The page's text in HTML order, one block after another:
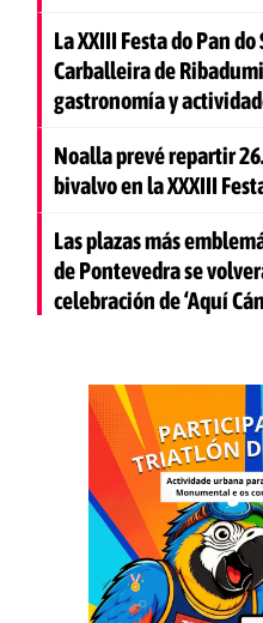
La XXIII Festa do Pan
Carballeira de
gastronomía y
Noalla prevé repartir
bivalvo en la XXXIII
Las plazas más
de Pontevedra se
celebración de ‘Aquí